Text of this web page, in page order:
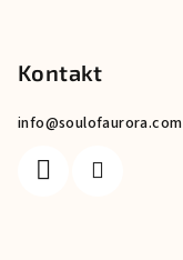
Kontakt
info@soulofaurora.com